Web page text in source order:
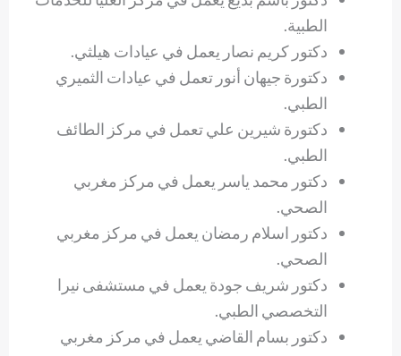
الطبية.
دكتور كريم نصار يعمل في عيادات هيلثي.
دكتورة جيهان أنور تعمل في عيادات الثميري
الطبي.
دكتورة شيرين علي تعمل في مركز الطائف
الطبي.
دكتور محمد ياسر يعمل في مركز مغربي
الصحي.
دكتور اسلام رمضان يعمل في مركز مغربي
الصحي.
دكتور شريف جودة يعمل في مستشفى نيرا
التخصصي الطبي.
دكتور بسام القاضي يعمل في مركز مغربي